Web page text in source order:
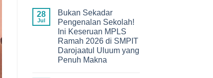
28
Jul
Bukan Sekadar
Pengenalan Sekolah!
Ini Keseruan MPLS
Ramah 2026 di SMPIT
Darojaatul Uluum yang
Penuh Makna